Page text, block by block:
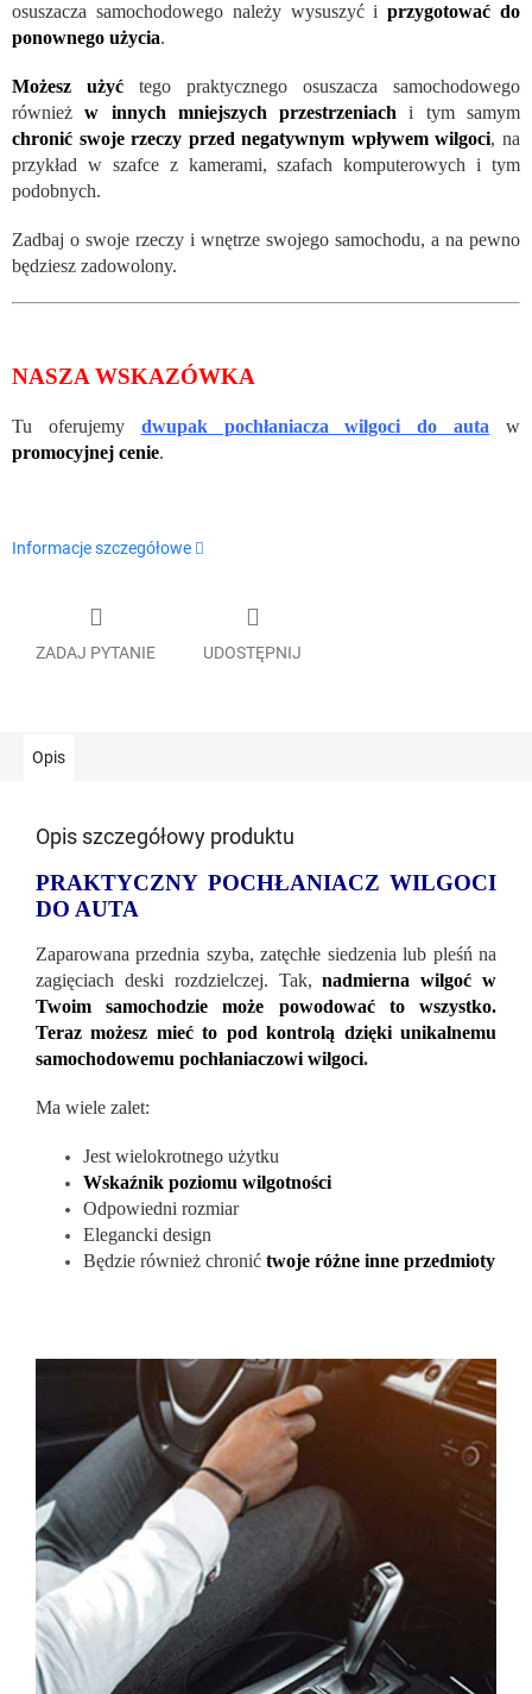
osuszacza samochodowego należy wysuszyć iprzygotować do
ponownego użycia.
Możesz użyć tego praktycznego osuszacza samochodowego
równieżw innych mniejszych przestrzeniach i tym samym
chronić swoje rzeczy przed negatywnym wpływem wilgoci, na
przykład w szafce z kamerami, szafach komputerowych i tym
podobnych.
Zadbaj o swoje rzeczy i wnętrze swojego samochodu, a na pewno
będziesz zadowolony.
NASZA WSKAZÓWKA
Tu oferujemy dwupak pochłaniacza wilgoci do auta
w
promocyjnej cenie.
Informacje szczegółowe
ZADAJ PYTANIE UDOSTĘPNIJ
Opis
Opis szczegółowy produktu
PRAKTYCZNY POCHŁANIACZ WILGOCI
DO AUTA
Zaparowana przednia szyba, zatęchłe siedzenia lub pleśń na
zagięciach deski rozdzielczej. Tak,nadmierna wilgoć w
Twoim samochodzie może powodować to wszystko.
Teraz możesz mieć to pod kontrolą dzięki unikalnemu
samochodowemu pochłaniaczowi wilgoci.
Ma wiele zalet:
Jest wielokrotnego użytku
Wskaźnik poziomu wilgotności
Odpowiedni rozmiar
Elegancki design
Będzie również chronić twoje różne inne przedmioty